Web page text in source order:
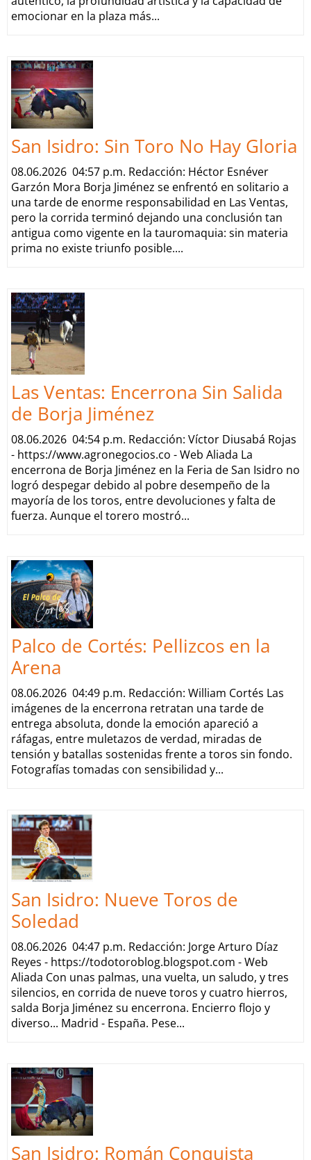
emocionar en la plaza más...
San Isidro: Sin Toro No Hay Gloria
08.06.2026 04:57 p.m. Redacción: Héctor Esnéver
Garzón Mora Borja Jiménez se enfrentó en solitario a
una tarde de enorme responsabilidad en Las Ventas,
pero la corrida terminó dejando una conclusión tan
antigua como vigente en la tauromaquia: sin materia
prima no existe triunfo posible....
Las Ventas: Encerrona Sin Salida
de Borja Jiménez
08.06.2026 04:54 p.m. Redacción: Víctor Diusabá Rojas
- https://www.agronegocios.co - Web Aliada La
encerrona de Borja Jiménez en la Feria de San Isidro no
logró despegar debido al pobre desempeño de la
mayoría de los toros, entre devoluciones y falta de
fuerza. Aunque el torero mostró...
Palco de Cortés: Pellizcos en la
Arena
08.06.2026 04:49 p.m. Redacción: William Cortés Las
imágenes de la encerrona retratan una tarde de
entrega absoluta, donde la emoción apareció a
ráfagas, entre muletazos de verdad, miradas de
tensión y batallas sostenidas frente a toros sin fondo.
Fotografías tomadas con sensibilidad y...
San Isidro: Nueve Toros de
Soledad
08.06.2026 04:47 p.m. Redacción: Jorge Arturo Díaz
Reyes - https://todotoroblog.blogspot.com - Web
Aliada Con unas palmas, una vuelta, un saludo, y tres
silencios, en corrida de nueve toros y cuatro hierros,
salda Borja Jiménez su encerrona. Encierro flojo y
diverso... Madrid - España. Pese...
San Isidro: Román Conquista